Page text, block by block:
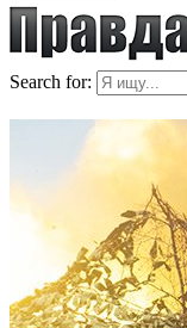
Search for: